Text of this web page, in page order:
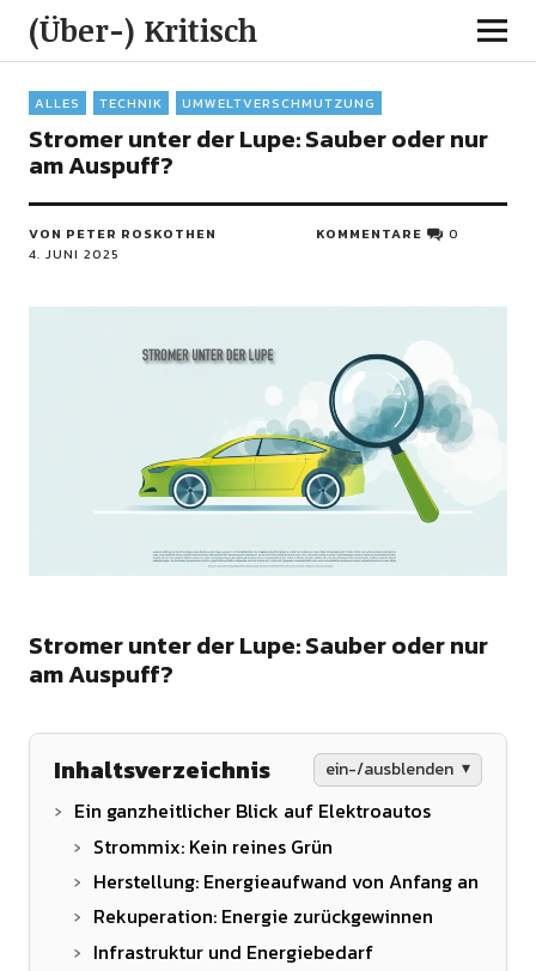
(Über-) Kritisch
ALLES TECHNIK UMWELTVERSCHMUTZUNG
Stromer unter der Lupe: Sauber oder nur
am Auspuff?
VON PETER ROSKOTHEN
4. JUNI 2025
KOMMENTARE 0
Stromer unter der Lupe: Sauber oder nur
am Auspuff?
Inhaltsverzeichnis ein-/ausblenden
Ein ganzheitlicher Blick auf Elektroautos
Strommix: Kein reines Grün
Herstellung: Energieaufwand von Anfang an
Rekuperation: Energie zurückgewinnen
Infrastruktur und Energiebedarf